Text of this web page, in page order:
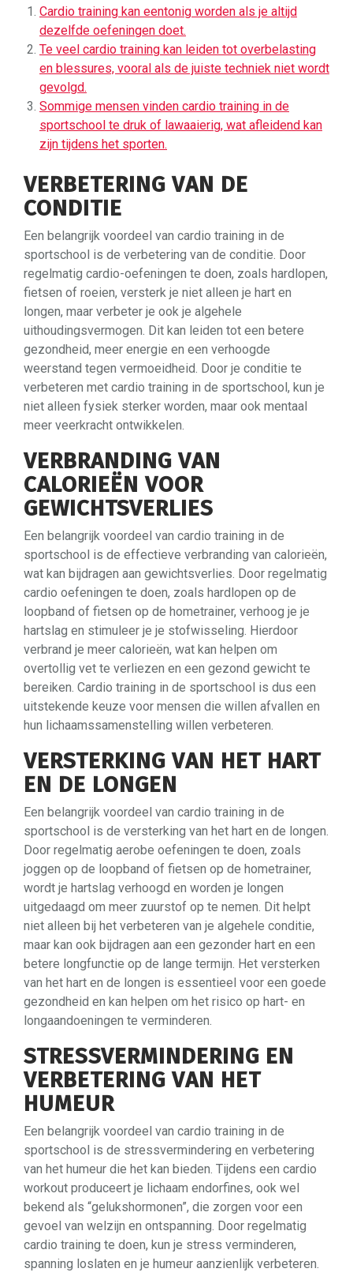
Cardio training kan eentonig worden als je altijd
dezelfde oefeningen doet.
Te veel cardio training kan leiden tot overbelasting
en blessures, vooral als de juiste techniek niet wordt
gevolgd.
Sommige mensen vinden cardio training in de
sportschool te druk of lawaaierig, wat afleidend kan
zijn tijdens het sporten.
VERBETERING VAN DE
CONDITIE
Een belangrijk voordeel van cardio training in de
sportschool is de verbetering van de conditie. Door
regelmatig cardio-oefeningen te doen, zoals hardlopen,
fietsen of roeien, versterk je niet alleen je hart en
longen, maar verbeter je ook je algehele
uithoudingsvermogen. Dit kan leiden tot een betere
gezondheid, meer energie en een verhoogde
weerstand tegen vermoeidheid. Door je conditie te
verbeteren met cardio training in de sportschool, kun je
niet alleen fysiek sterker worden, maar ook mentaal
meer veerkracht ontwikkelen.
VERBRANDING VAN
CALORIEËN VOOR
GEWICHTSVERLIES
Een belangrijk voordeel van cardio training in de
sportschool is de effectieve verbranding van calorieën,
wat kan bijdragen aan gewichtsverlies. Door regelmatig
cardio oefeningen te doen, zoals hardlopen op de
loopband of fietsen op de hometrainer, verhoog je je
hartslag en stimuleer je je stofwisseling. Hierdoor
verbrand je meer calorieën, wat kan helpen om
overtollig vet te verliezen en een gezond gewicht te
bereiken. Cardio training in de sportschool is dus een
uitstekende keuze voor mensen die willen afvallen en
hun lichaamssamenstelling willen verbeteren.
VERSTERKING VAN HET HART
EN DE LONGEN
Een belangrijk voordeel van cardio training in de
sportschool is de versterking van het hart en de longen.
Door regelmatig aerobe oefeningen te doen, zoals
joggen op de loopband of fietsen op de hometrainer,
wordt je hartslag verhoogd en worden je longen
uitgedaagd om meer zuurstof op te nemen. Dit helpt
niet alleen bij het verbeteren van je algehele conditie,
maar kan ook bijdragen aan een gezonder hart en een
betere longfunctie op de lange termijn. Het versterken
van het hart en de longen is essentieel voor een goede
gezondheid en kan helpen om het risico op hart- en
longaandoeningen te verminderen.
STRESSVERMINDERING EN
VERBETERING VAN HET
HUMEUR
Een belangrijk voordeel van cardio training in de
sportschool is de stressvermindering en verbetering
van het humeur die het kan bieden. Tijdens een cardio
workout produceert je lichaam endorfines, ook wel
bekend als “gelukshormonen”, die zorgen voor een
gevoel van welzijn en ontspanning. Door regelmatig
cardio training te doen, kun je stress verminderen,
spanning loslaten en je humeur aanzienlijk verbeteren.